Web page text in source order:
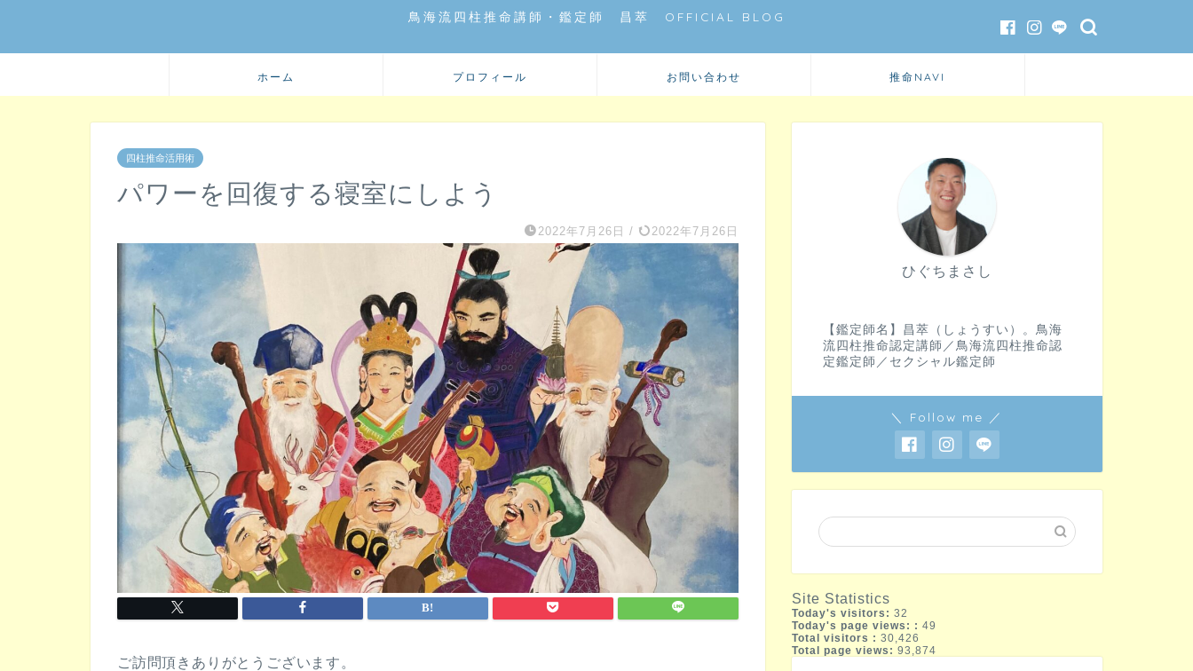
鳥海流四柱推命講師・鑑定師 昌萃 OFFICIAL BLOG
ホーム プロフィール お問い合わせ 推命NAVI
四柱推命活用術
パワーを回復する寝室にしよう
2022年7月26日 / 2022年7月26日
ご訪問頂きありがとうございます。
ひぐちまさし
【鑑定師名】昌萃（しょうすい）。鳥海
流四柱推命認定講師／鳥海流四柱推命認
定鑑定師／セクシャル鑑定師
＼ Follow me ／
Site Statistics
Today's visitors: 32
Today's page views: : 49
Total visitors : 30,426
Total page views: 93,874